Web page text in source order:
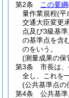
第2条
この要綱
量作業規程(平
交通大臣変更
点及び3級基準
の基準点を含
のをいう。
(測量成果の保
第3条
市長は
全し、これを
(公共基準点の
第4条
公共基